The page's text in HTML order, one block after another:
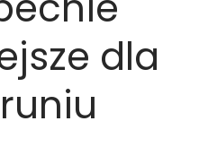
dla